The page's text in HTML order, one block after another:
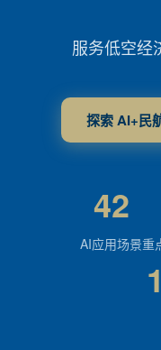
服务低空经
探索 AI+民
42
AI应用场景重